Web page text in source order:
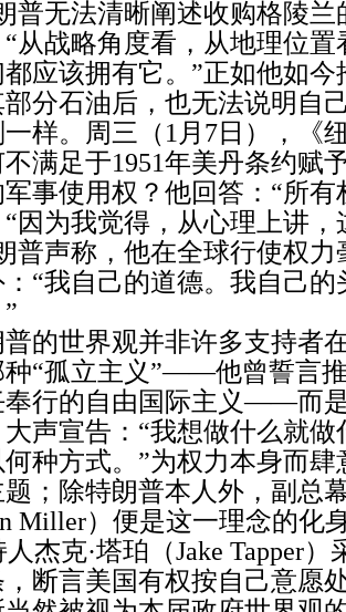
普无法清晰阐述收购格陵
从战略角度看，从地理位
应该拥有它。”正如他如
分石油后，也无法说明自
样。周三（1月7日），《
满足于1951年美丹条约赋
事使用权？他回答：“所有
因为我觉得，从心理上讲
普声称，他在全球行使权
“我自己的道德。我自己
世界观并非许多支持者
种“孤立主义”——他曾誓言
奉行的自由国际主义——而
声宣告：“我想做什么就
种方式。”为权力本身而
；除特朗普本人外，副总
Miller）便是这一理念的化
杰克·塔珀（Jake Tapper
断言美国有权按自己意愿